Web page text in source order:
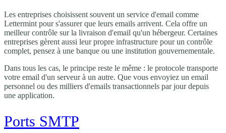
Les entreprises choisissent souvent un service d'email comme
Lettermint pour s'assurer que leurs emails arrivent. Cela offre un
meilleur contrôle sur la livraison d'email qu'un hébergeur. Certaines
entreprises gèrent aussi leur propre infrastructure pour un contrôle
complet, pensez à une banque ou une institution gouvernementale.
Dans tous les cas, le principe reste le même : le protocole transporte
votre email d'un serveur à un autre. Que vous envoyiez un email
personnel ou des milliers d'emails transactionnels par jour depuis
une application.
Ports SMTP